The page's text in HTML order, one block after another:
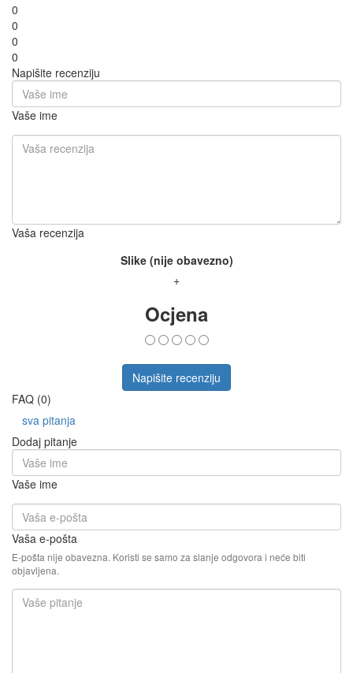
0
0
0
0
Napišite recenziju
Vaše ime
Vaša recenzija
Slike (nije obavezno)
+
Ocjena
Napišite recenziju
FAQ (0)
sva pitanja
Dodaj pitanje
Vaše ime
Vaša e-pošta
E-pošta nije obavezna. Koristi se samo za slanje odgovora i neće biti
objavljena.